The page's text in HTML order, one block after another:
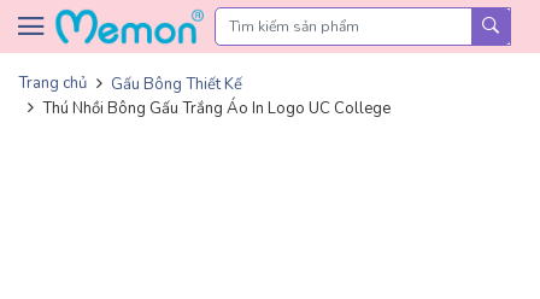
Skip to content
Trang chủ
Gấu Bông Thiết Kế
Thú Nhồi Bông Gấu Trắng Áo In Logo UC College